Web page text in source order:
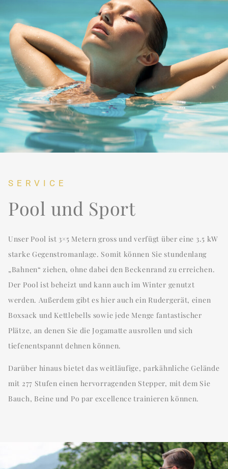
SERVICE
Pool und Sport
Unser Pool ist 3×5 Metern gross und verfügt über eine 3.5 kW
starke Gegenstromanlage. Somit können Sie stundenlang
„Bahnen“ ziehen, ohne dabei den Beckenrand zu erreichen.
Der Pool ist beheizt und kann auch im Winter genutzt
werden. Außerdem gibt es hier auch ein Rudergerät, einen
Boxsack und Kettlebells sowie jede Menge fantastischer
Plätze, an denen Sie die Jogamatte ausrollen und sich
tiefenentspannt dehnen können.
Darüber hinaus bietet das weitläufige, parkähnliche Gelände
mit 277 Stufen einen hervorragenden Stepper, mit dem Sie
Bauch, Beine und Po par excellence trainieren können.